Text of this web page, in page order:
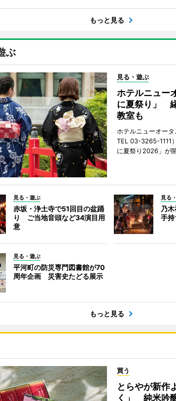
もっと見る
ぶ
見る・遊ぶ
ホテルニュー
に夏祭り」
教室も
ホテルニューオータ
TEL 03-3265-1111
に夏祭り2026」が
見る・遊ぶ
赤坂・浄土寺で51回目の盆踊
り ご当地音頭など34演目用
意
見る
乃
手
見る・遊ぶ
平河町の防災専門図書館が70
周年企画 災害史たどる展示
もっと見る
買う
とらやが新作
く」 純米吟